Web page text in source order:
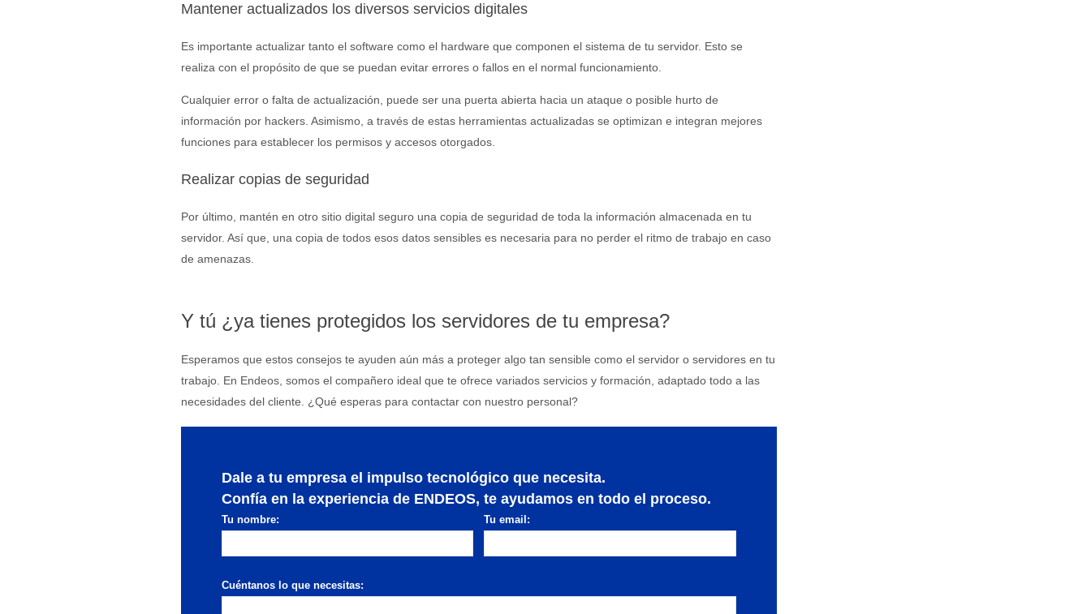
Mantener actualizados los diversos servicios digitales
Es importante actualizar tanto el software como el hardware que componen el sistema de tu servidor. Esto se
realiza con el propósito de que se puedan evitar errores o fallos en el normal funcionamiento.
Cualquier error o falta de actualización, puede ser una puerta abierta hacia un ataque o posible hurto de
información por hackers. Asimismo, a través de estas herramientas actualizadas se optimizan e integran mejores
funciones para establecer los permisos y accesos otorgados.
Realizar copias de seguridad
Por último, mantén en otro sitio digital seguro una copia de seguridad de toda la información almacenada en tu
servidor. Así que, una copia de todos esos datos sensibles es necesaria para no perder el ritmo de trabajo en caso
de amenazas.
Y tú ¿ya tienes protegidos los servidores de tu empresa?
Esperamos que estos consejos te ayuden aún más a proteger algo tan sensible como el servidor o servidores en tu
trabajo. En Endeos, somos el compañero ideal que te ofrece variados servicios y formación, adaptado todo a las
necesidades del cliente. ¿Qué esperas para contactar con nuestro personal?
Dale a tu empresa el impulso tecnológico que necesita.
Confía en la experiencia de ENDEOS, te ayudamos en todo el proceso.
Tu nombre: Tu email:
Cuéntanos lo que necesitas: